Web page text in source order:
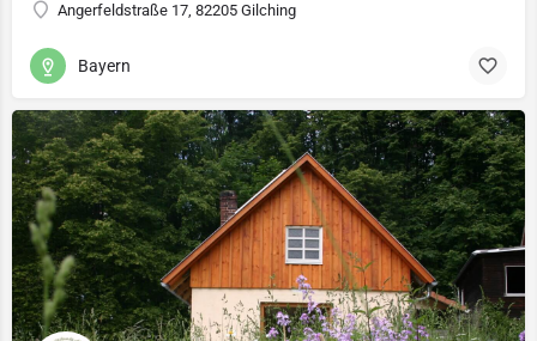
Angerfeldstraße 17, 82205 Gilching
Bayern